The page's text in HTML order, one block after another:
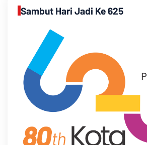
Sambut Hari Jadi Ke 625